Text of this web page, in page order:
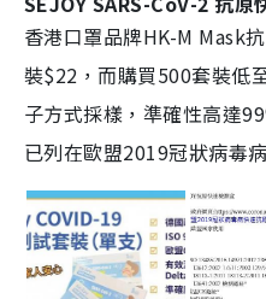
香港口罩品牌HK-M Mask
裝$22，而購買500套裝低
子方式採樣，準確性高達
已列在歐盟2019冠狀病毒